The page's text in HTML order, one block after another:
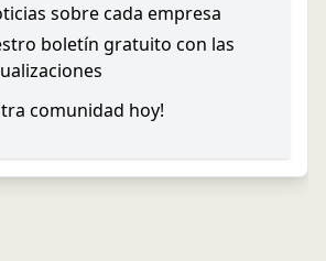
sobre cada empresa
boletín gratuito con las
comunidad hoy!